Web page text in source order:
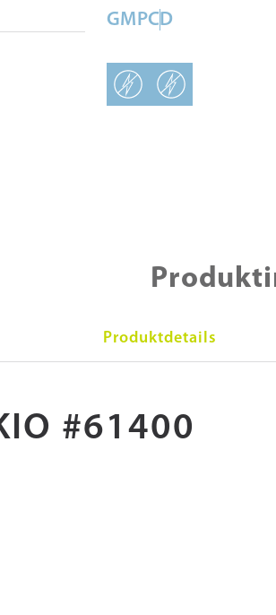
GMPCD
Produktdetails
#61400